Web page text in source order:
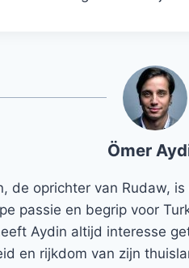
Ömer
de oprichter van Rudaw,
passie en begrip voor
Aydin altijd interesse
en rijkdom van zijn